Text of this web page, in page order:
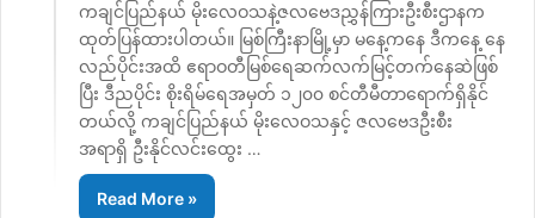
ကချင်ပြည်နယ် မိုးလေဝသနဲ့ဇလဗေဒညွှန်ကြားဦးစီးဌာနက
ထုတ်ပြန်ထားပါတယ်။ မြစ်ကြီးနာမြို့မှာ မနေ့ကနေ ဒီကနေ့ နေ
လည်ပိုင်းအထိ ဧရာဝတီမြစ်ရေဆက်လက်မြင့်တက်နေဆဲဖြစ်
ပြီး ဒီညပိုင်း စိုးရိမ်ရေအမှတ် ၁၂၀၀ စင်တီမီတာရောက်ရှိနိုင်
တယ်လို့ ကချင်ပြည်နယ် မိုးလေဝသနှင့် ဇလဗေဒဦးစီး
အရာရှိ ဦးနိုင်လင်းထွေး …
Read More »